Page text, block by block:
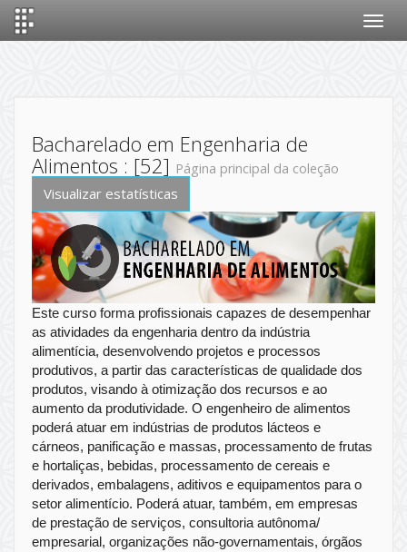
Bacharelado em Engenharia de
Alimentos : [52] Página principal da coleção
Visualizar estatísticas
Este curso forma profissionais capazes de desempenhar
as atividades da engenharia dentro da indústria
alimentícia, desenvolvendo projetos e processos
produtivos, a partir das características de qualidade dos
produtos, visando à otimização dos recursos e ao
aumento da produtividade. O engenheiro de alimentos
poderá atuar em indústrias de produtos lácteos e
cárneos, panificação e massas, processamento de frutas
e hortaliças, bebidas, processamento de cereais e
derivados, embalagens, aditivos e equipamentos para o
setor alimentício. Poderá atuar, também, em empresas
de prestação de serviços, consultoria autônoma/
empresarial, organizações não-governamentais, órgãos